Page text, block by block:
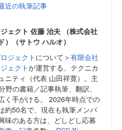
近の執筆記事
ェクト 佐藤 治夫 （株式会社
）（サトウ ハルオ）
ジェクト について＞有限会社
ェクトが運営する、テクニカ
ニティ（代表 山田祥寛）。主
野の書籍／記事執筆、翻訳、
く手がける。 2026年時点での
約50名で、現在も執筆メンバ
味のある方は、どしどし応募